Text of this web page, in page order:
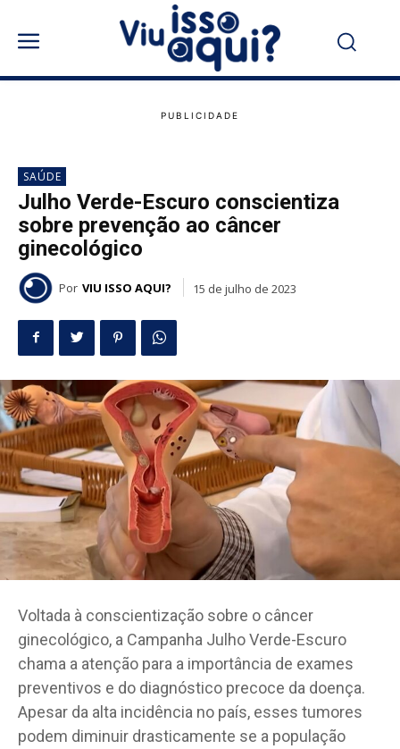
SAÚDE
Julho Verde-Escuro conscientiza
sobre prevenção ao câncer
ginecológico
Por VIU ISSO AQUI? 15 de julho de 2023
Voltada à conscientização sobre o câncer
ginecológico, a Campanha Julho Verde-Escuro
chama a atenção para a importância de exames
preventivos e do diagnóstico precoce da doença.
Apesar da alta incidência no país, esses tumores
podem diminuir drasticamente se a população